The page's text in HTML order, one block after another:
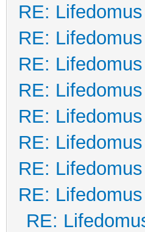
RE: Lifedomus
RE: Lifedomus
RE: Lifedomus
RE: Lifedomus
RE: Lifedomus
RE: Lifedomus
RE: Lifedomus
RE: Lifedomus
RE: